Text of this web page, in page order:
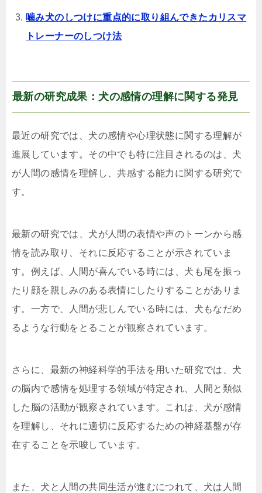
噛み犬のしつけに重点的に取り組んできたカリスマ
トレーナーのしつけ法
最新の研究成果：犬の感情の理解に関する発見
最近の研究では、犬の感情や心理状態に関する理解が
進展しています。その中でも特に注目されるのは、犬
が人間の感情を理解し、共感する能力に関する研究で
す。
最新の研究では、犬が人間の表情や声のトーンから感
情を読み取り、それに反応することが示されていま
す。例えば、人間が喜んでいる時には、犬も尾を振っ
たり顔を親しみのある表情にしたりすることがありま
す。一方で、人間が悲しんでいる時には、犬もなだめ
るような行動をとることが観察されています。
さらに、最新の神経科学的手法を用いた研究では、犬
の脳内で感情を処理する領域が特定され、人間と類似
した脳の活動が観察されています。これは、犬が感情
を理解し、それに適切に反応するための神経基盤が存
在することを示唆しています。
また、犬と人間の共同生活が進むにつれて、犬は人間